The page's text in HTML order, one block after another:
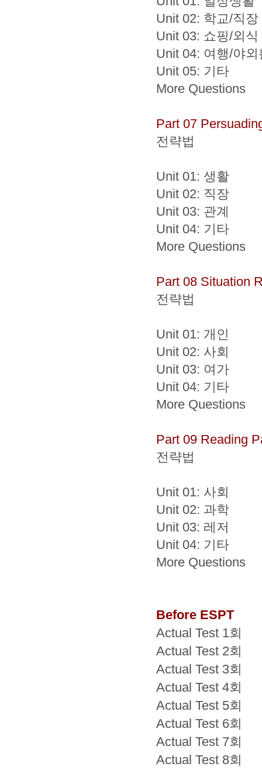
Unit 02: 학교/직장
Unit 03: 쇼핑/외식
Unit 04: 여행/야외
Unit 05: 기타
More Questions
Part 07
전략법
Unit 01: 생활
Unit 02: 직장
Unit 03: 관계
Unit 04: 기타
More Questions
Part 08 Situation
전략법
Unit 01: 개인
Unit 02: 사회
Unit 03: 여가
Unit 04: 기타
More Questions
Part 09 Reading
전략법
Unit 01: 사회
Unit 02: 과학
Unit 03: 레저
Unit 04: 기타
More Questions
Before ESPT
Actual Test 1회
Actual Test 2회
Actual Test 3회
Actual Test 4회
Actual Test 5회
Actual Test 6회
Actual Test 7회
Actual Test 8회